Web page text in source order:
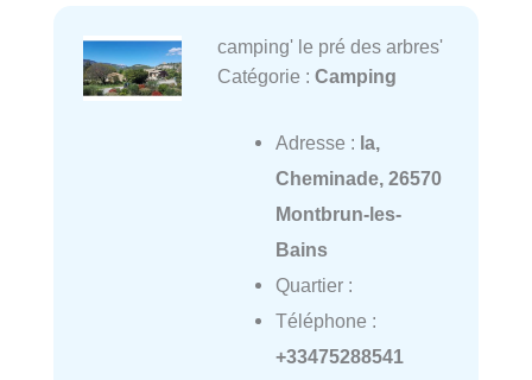
camping' le pré des arbres'
Catégorie : Camping
Adresse : la,
Cheminade, 26570
Montbrun-les-
Bains
Quartier :
Téléphone :
+33475288541